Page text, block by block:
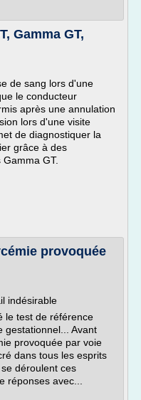
Gamma GT,
de sang lors d'une
le conducteur
après une annulation
lors d'une visite
de diagnostiquer la
grâce à des
GT.
provoquée
indésirable
le test de référence
gestationnel... Avant
provoquée par voie
dans tous les esprits
déroulent ces
réponses avec...